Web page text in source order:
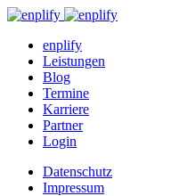
enplify
Leistungen
Blog
Termine
Karriere
Partner
Login
Datenschutz
Impressum